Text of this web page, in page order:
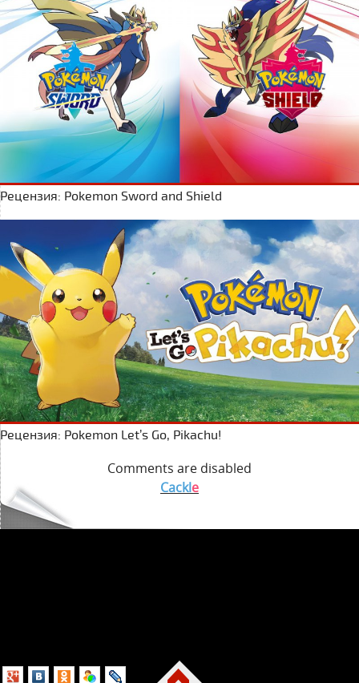
Рецензия: Pokemon Sword and Shield
Рецензия: Pokemon Let’s Go, Pikachu!
Comments are disabled
Cackle